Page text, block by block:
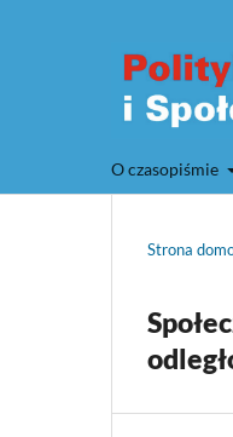
O czasopiśmie
Strona